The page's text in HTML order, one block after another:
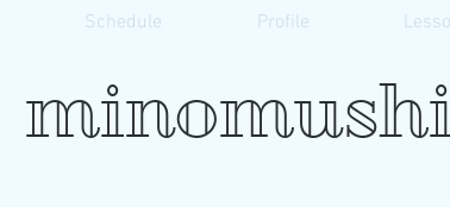
Schedule Profile